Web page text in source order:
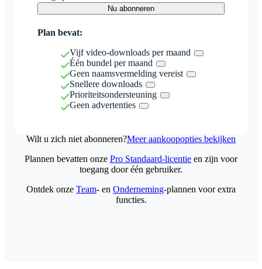
Nu abonneren
Plan bevat:
Vijf video-downloads per maand
Één bundel per maand
Geen naamsvermelding vereist
Snellere downloads
Prioriteitsondersteuning
Geen advertenties
Wilt u zich niet abonneren?Meer aankoopopties bekijken
Plannen bevatten onze Pro Standaard-licentie en zijn voor
toegang door één gebruiker.
Ontdek onze Team- en Onderneming-plannen voor extra
functies.